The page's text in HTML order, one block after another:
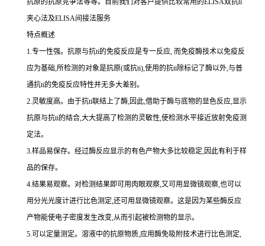
抗原的抗原竞争法等等。目前我们对客户提供比较常用的ELISA双抗ti
夹心法及ELISA间接法服务
特点概述
1.专一性强。抗原与抗ti的免疫反应是专一反应, 而免疫酶技术以免疫反
应为基础,所检测的对象是抗原(或抗ti),使用的抗ti除标记了酶以外,与普
通抗ti的免疫反应特性并无多大差别。
2.灵敏度高。由于抗ti联结上了酶,因此,借助于酶与底物的显色反应,显示
抗原与抗ti的结合,大大提高了检测的灵敏性,使检测水平接近放射免疫测
定法。
3.样品易保存。经过酶反应显示的有色产物大多比较稳定,因此有利于样
品的保存。
4.结果易观察。对检测结果即可用肉眼观察,又可用显微镜观察,也可以
用分光光度计进行比色测定,还可用显微镜观察。这是因为某些酶反应
产物能使电子密度发生改变,从而引起被检测物的显示。
5.可以定量测定。溶液中的抗原物质,应用酶免吸附技术进行比色测定,